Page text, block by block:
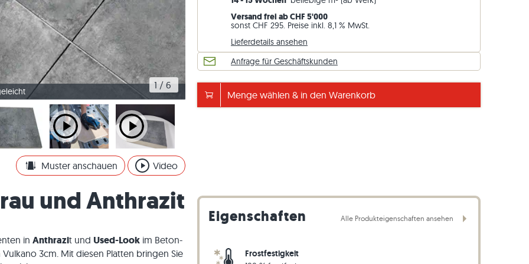
Kalkstein-Pflastersteine
Quarzit-Pflastersteine
Gneis-Pflastersteine
Pflasterriegel
Travertin-Mauersteine
Quarzit-Mauersteine
Gneis-Mauersteine
Verblender aussen
Basalt-Rasenkanten
Ideal bei schwerer Belastung wie durch eine Outdoorküche o.ä.
1 / 6
Muster anschauen Video
Versand frei ab CHF 5'000
sonst CHF 295. Preise inkl. 8,1 % MwSt.
Lieferdetails ansehen
Anfrage für Geschäftskunden
Menge wählen & in den Warenkorb
und Anthrazit
in Anthrazit und Used-Look im Beton-
3cm. Mit diesen Platten bringen Sie
Eigenschaften Alle Produkteigenschaften ansehen
Frostfestigkeit